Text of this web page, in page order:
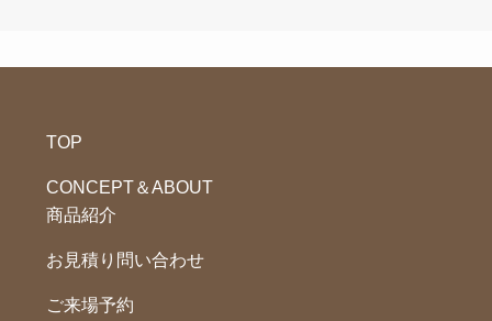
TOP
CONCEPT＆ABOUT
商品紹介
お見積り問い合わせ
ご来場予約